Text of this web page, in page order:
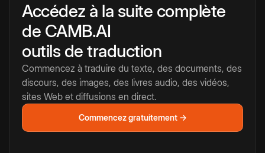
Accédez à la suite complète
de CAMB.AI
outils de traduction
Commencez à traduire du texte, des documents, des
discours, des images, des livres audio, des vidéos,
sites Web et diffusions en direct.
Commencez gratuitement →